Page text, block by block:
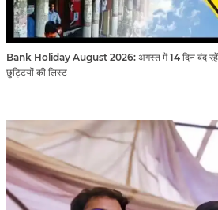
Bank Holiday August 2026: अगस्त में 14 दिन बंद
छुट्टियों की लिस्ट​​​​​​​